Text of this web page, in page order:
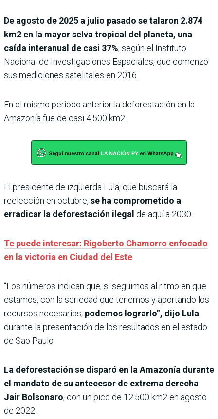
De agosto de 2025 a julio pasado se talaron 2.874
km2 en la mayor selva tropical del planeta, una
caída interanual de casi 37%, según el Instituto
Nacional de Investigaciones Espaciales, que comenzó
sus mediciones satelitales en 2016.
En el mismo periodo anterior la deforestación en la
Amazonía fue de casi 4.500 km2.
El presidente de izquierda Lula, que buscará la
reelección en octubre, se ha comprometido a
erradicar la deforestación ilegal de aquí a 2030.
Te puede interesar: Rigoberto Chamorro enfocado
en la victoria en Ciudad del Este
“Los números indican que, si seguimos al ritmo en que
estamos, con la seriedad que tenemos y aportando los
recursos necesarios, podemos lograrlo”, dijo Lula
durante la presentación de los resultados en el estado
de Sao Paulo.
La deforestación se disparó en la Amazonía durante
el mandato de su antecesor de extrema derecha
Jair Bolsonaro, con un pico de 12.500 km2 en agosto
de 2022.